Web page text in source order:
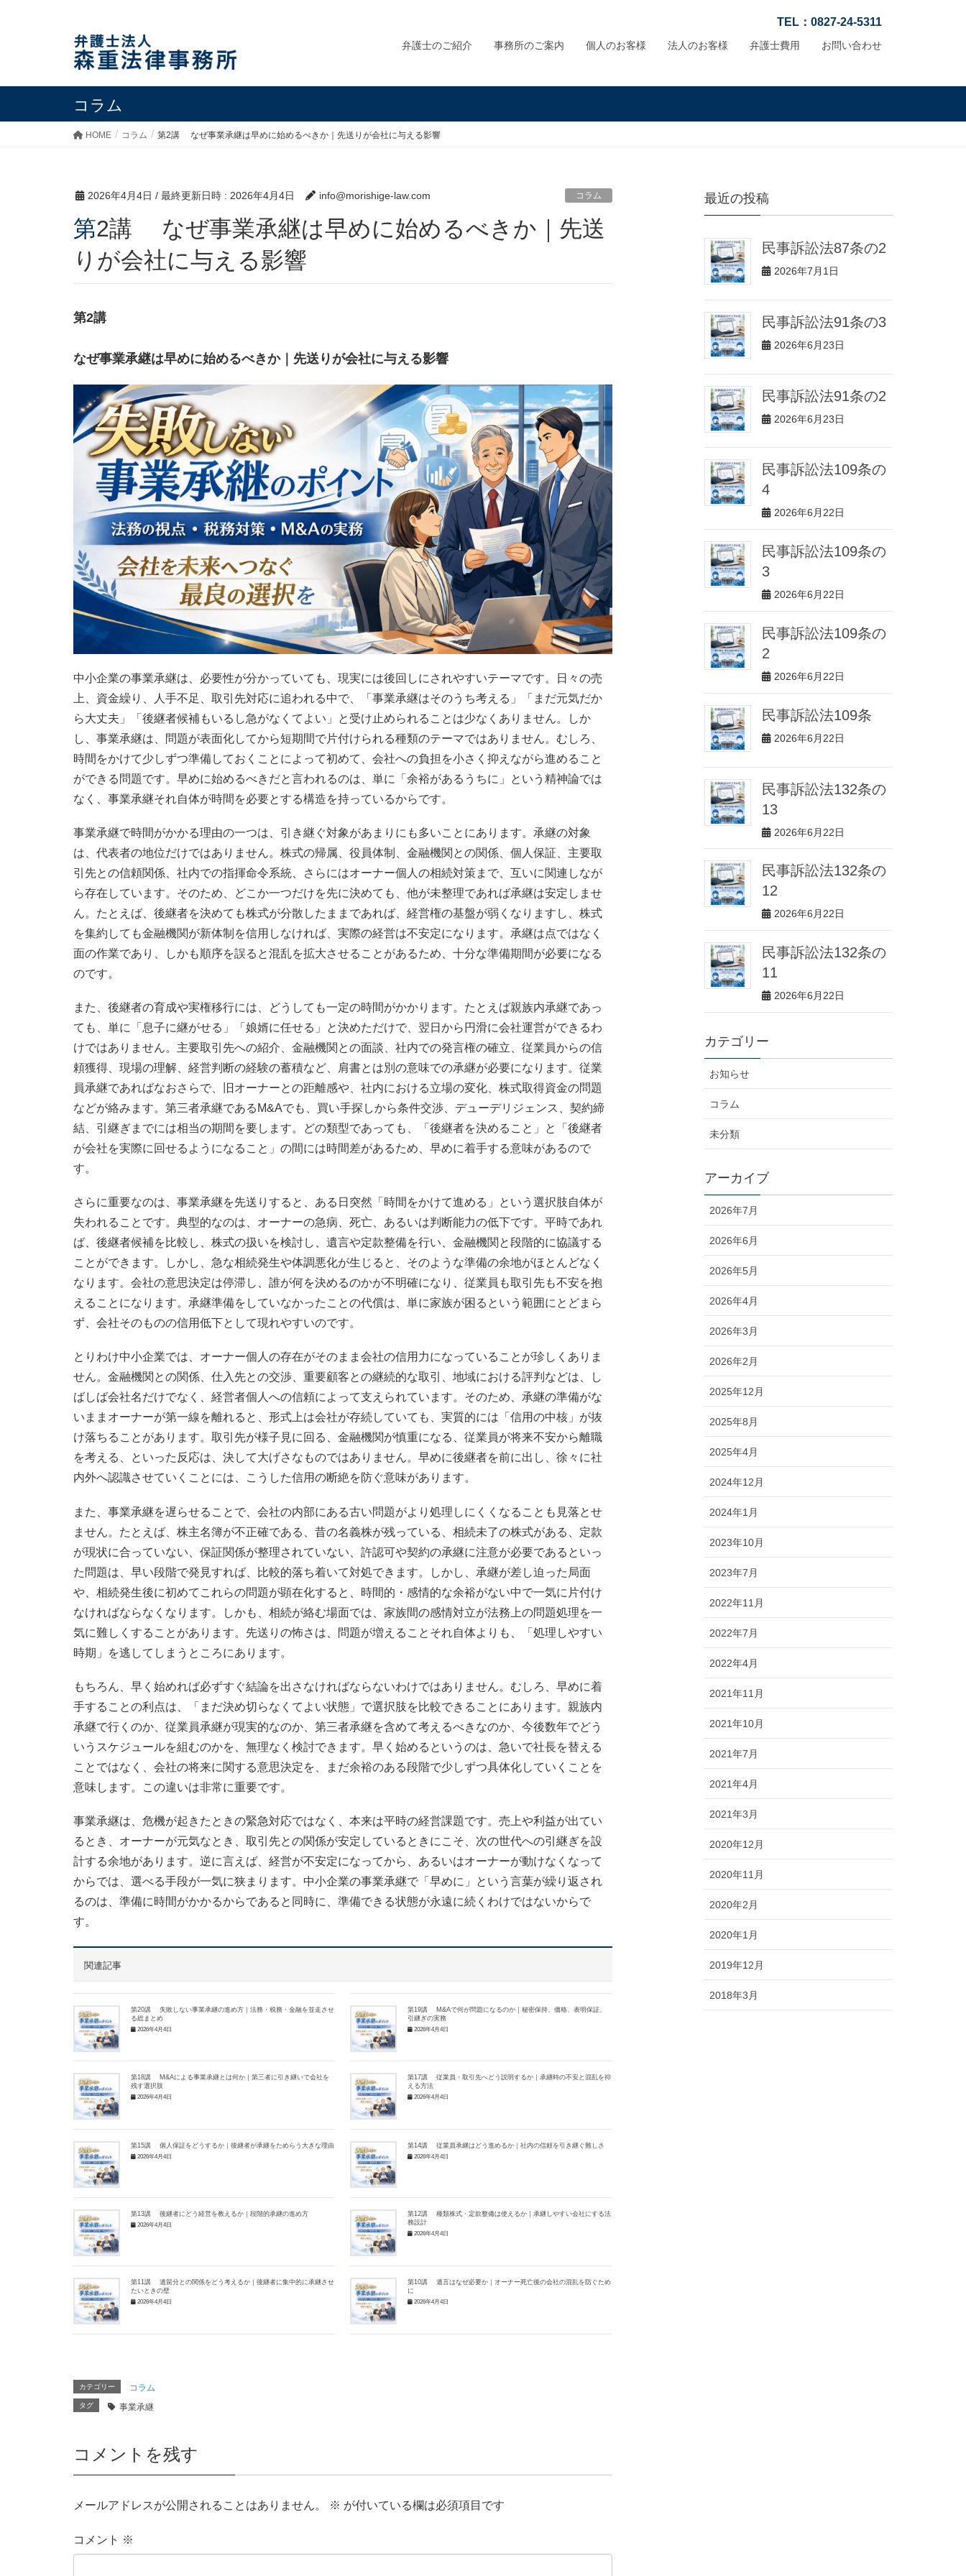
TEL：0827-24-5311
弁護士のご紹介 事務所のご案内 個人のお客様 法人のお客様 弁護士費用 お問い合わせ
コラム
HOME コラム 第2講 なぜ事業承継は早めに始めるべきか｜先送りが会社に与える影響
2026年4月4日 / 最終更新日時 : 2026年4月4日 info@morishige-law.com コラム
第2講 なぜ事業承継は早めに始めるべきか｜先送
りが会社に与える影響
第2講
なぜ事業承継は早めに始めるべきか｜先送りが会社に与える影響
中小企業の事業承継は、必要性が分かっていても、現実には後回しにされやすいテーマです。日々の売
上、資金繰り、人手不足、取引先対応に追われる中で、「事業承継はそのうち考える」「まだ元気だか
ら大丈夫」「後継者候補もいるし急がなくてよい」と受け止められることは少なくありません。しか
し、事業承継は、問題が表面化してから短期間で片付けられる種類のテーマではありません。むしろ、
時間をかけて少しずつ準備しておくことによって初めて、会社への負担を小さく抑えながら進めること
ができる問題です。早めに始めるべきだと言われるのは、単に「余裕があるうちに」という精神論では
なく、事業承継それ自体が時間を必要とする構造を持っているからです。
事業承継で時間がかかる理由の一つは、引き継ぐ対象があまりにも多いことにあります。承継の対象
は、代表者の地位だけではありません。株式の帰属、役員体制、金融機関との関係、個人保証、主要取
引先との信頼関係、社内での指揮命令系統、さらにはオーナー個人の相続対策まで、互いに関連しなが
ら存在しています。そのため、どこか一つだけを先に決めても、他が未整理であれば承継は安定しませ
ん。たとえば、後継者を決めても株式が分散したままであれば、経営権の基盤が弱くなりますし、株式
を集約しても金融機関が新体制を信用しなければ、実際の経営は不安定になります。承継は点ではなく
面の作業であり、しかも順序を誤ると混乱を拡大させることがあるため、十分な準備期間が必要になる
のです。
また、後継者の育成や実権移行には、どうしても一定の時間がかかります。たとえば親族内承継であっ
ても、単に「息子に継がせる」「娘婿に任せる」と決めただけで、翌日から円滑に会社運営ができるわ
けではありません。主要取引先への紹介、金融機関との面談、社内での発言権の確立、従業員からの信
頼獲得、現場の理解、経営判断の経験の蓄積など、肩書とは別の意味での承継が必要になります。従業
員承継であればなおさらで、旧オーナーとの距離感や、社内における立場の変化、株式取得資金の問題
などが絡みます。第三者承継であるM&Aでも、買い手探しから条件交渉、デューデリジェンス、契約締
結、引継ぎまでには相当の期間を要します。どの類型であっても、「後継者を決めること」と「後継者
が会社を実際に回せるようになること」の間には時間差があるため、早めに着手する意味があるので
す。
さらに重要なのは、事業承継を先送りすると、ある日突然「時間をかけて進める」という選択肢自体が
失われることです。典型的なのは、オーナーの急病、死亡、あるいは判断能力の低下です。平時であれ
ば、後継者候補を比較し、株式の扱いを検討し、遺言や定款整備を行い、金融機関と段階的に協議する
ことができます。しかし、急な相続発生や体調悪化が生じると、そのような準備の余地がほとんどなく
なります。会社の意思決定は停滞し、誰が何を決めるのかが不明確になり、従業員も取引先も不安を抱
えることになります。承継準備をしていなかったことの代償は、単に家族が困るという範囲にとどまら
ず、会社そのものの信用低下として現れやすいのです。
とりわけ中小企業では、オーナー個人の存在がそのまま会社の信用力になっていることが珍しくありま
せん。金融機関との関係、仕入先との交渉、重要顧客との継続的な取引、地域における評判などは、し
ばしば会社名だけでなく、経営者個人への信頼によって支えられています。そのため、承継の準備がな
いままオーナーが第一線を離れると、形式上は会社が存続していても、実質的には「信用の中核」が抜
け落ちることがあります。取引先が様子見に回る、金融機関が慎重になる、従業員が将来不安から離職
を考える、といった反応は、決して大げさなものではありません。早めに後継者を前に出し、徐々に社
内外へ認識させていくことには、こうした信用の断絶を防ぐ意味があります。
また、事業承継を遅らせることで、会社の内部にある古い問題がより処理しにくくなることも見落とせ
ません。たとえば、株主名簿が不正確である、昔の名義株が残っている、相続未了の株式がある、定款
が現状に合っていない、保証関係が整理されていない、許認可や契約の承継に注意が必要であるといっ
た問題は、早い段階で発見すれば、比較的落ち着いて対処できます。しかし、承継が差し迫った局面
や、相続発生後に初めてこれらの問題が顕在化すると、時間的・感情的な余裕がない中で一気に片付け
なければならなくなります。しかも、相続が絡む場面では、家族間の感情対立が法務上の問題処理を一
気に難しくすることがあります。先送りの怖さは、問題が増えることそれ自体よりも、「処理しやすい
時期」を逃してしまうところにあります。
もちろん、早く始めれば必ずすぐ結論を出さなければならないわけではありません。むしろ、早めに着
手することの利点は、「まだ決め切らなくてよい状態」で選択肢を比較できることにあります。親族内
承継で行くのか、従業員承継が現実的なのか、第三者承継を含めて考えるべきなのか、今後数年でどう
いうスケジュールを組むのかを、無理なく検討できます。早く始めるというのは、急いで社長を替える
ことではなく、会社の将来に関する意思決定を、まだ余裕のある段階で少しずつ具体化していくことを
意味します。この違いは非常に重要です。
事業承継は、危機が起きたときの緊急対応ではなく、本来は平時の経営課題です。売上や利益が出てい
るとき、オーナーが元気なとき、取引先との関係が安定しているときにこそ、次の世代への引継ぎを設
計する余地があります。逆に言えば、経営が不安定になってから、あるいはオーナーが動けなくなって
からでは、選べる手段が一気に狭まります。中小企業の事業承継で「早めに」という言葉が繰り返され
るのは、準備に時間がかかるからであると同時に、準備できる状態が永遠に続くわけではないからで
す。
関連記事
第20講 失敗しない事業承継の進め方｜法務・税務・金融を並走させ
る総まとめ
2026年4月4日
第19講 M&Aで何が問題になるのか｜秘密保持、価格、表明保証、
引継ぎの実務
2026年4月4日
第18講 M&Aによる事業承継とは何か｜第三者に引き継いで会社を
残す選択肢
2026年4月4日
第17講 従業員・取引先へどう説明するか｜承継時の不安と混乱を抑
える方法
2026年4月4日
第15講 個人保証をどうするか｜後継者が承継をためらう大きな理由
2026年4月4日
第14講 従業員承継はどう進めるか｜社内の信頼を引き継ぐ難しさ
2026年4月4日
第13講 後継者にどう経営を教えるか｜段階的承継の進め方
2026年4月4日
第12講 種類株式・定款整備は使えるか｜承継しやすい会社にする法
務設計
2026年4月4日
第11講 遺留分との関係をどう考えるか｜後継者に集中的に承継させ
たいときの壁
2026年4月4日
第10講 遺言はなぜ必要か｜オーナー死亡後の会社の混乱を防ぐため
に
2026年4月4日
カテゴリー コラム
タグ 事業承継
コメントを残す
メールアドレスが公開されることはありません。 ※ が付いている欄は必須項目です
コメント ※
最近の投稿
民事訴訟法87条の2
2026年7月1日
民事訴訟法91条の3
2026年6月23日
民事訴訟法91条の2
2026年6月23日
民事訴訟法109条の
4
2026年6月22日
民事訴訟法109条の
3
2026年6月22日
民事訴訟法109条の
2
2026年6月22日
民事訴訟法109条
2026年6月22日
民事訴訟法132条の
13
2026年6月22日
民事訴訟法132条の
12
2026年6月22日
民事訴訟法132条の
11
2026年6月22日
カテゴリー
お知らせ
コラム
未分類
アーカイブ
2026年7月
2026年6月
2026年5月
2026年4月
2026年3月
2026年2月
2025年12月
2025年8月
2025年4月
2024年12月
2024年1月
2023年10月
2023年7月
2022年11月
2022年7月
2022年4月
2021年11月
2021年10月
2021年7月
2021年4月
2021年3月
2020年12月
2020年11月
2020年2月
2020年1月
2019年12月
2018年3月